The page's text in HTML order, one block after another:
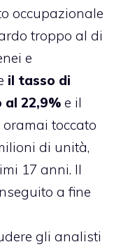
occupazionale
troppo al di
e
il tasso di
al 22,9% e il
toccato
di unità,
17 anni. Il
a fine
gli analisti